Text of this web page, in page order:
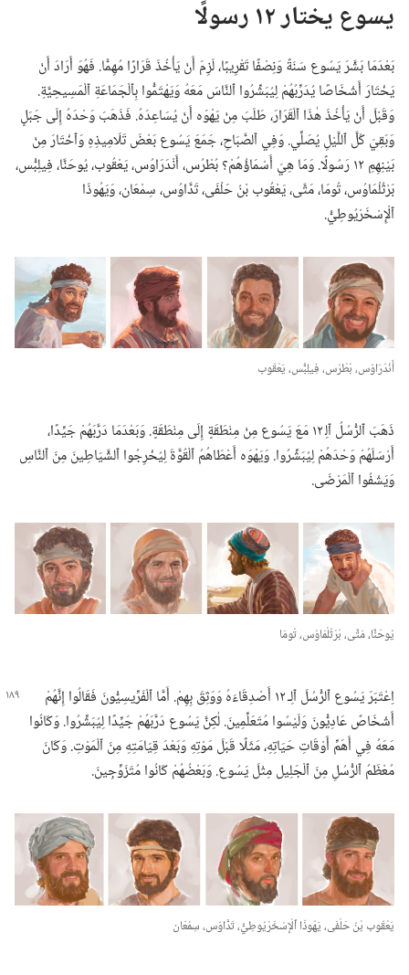
يسوع يختار ١٢ رسولًا
بَعْدَمَا بَشَّرَ يَسُوع سَنَةً وَنِصْفًا تَقْرِيبًا،‏ لَزِمَ أَنْ يَأْخُذَ قَرَارًا مُهِمًّا.‏ فَهُوَ أَرَادَ أَنْ
يَخْتَارَ أَشْخَاصًا يُدَرِّبُهُمْ لِيُبَشِّرُوا ٱلنَّاسَ مَعَهُ وَيَهْتَمُّوا بِٱلْجَمَاعَةِ ٱلْمَسِيحِيَّةِ.‏
وَقَبْلَ أَنْ يَأْخُذَ هٰذَا ٱلْقَرَارَ،‏ طَلَبَ مِنْ يَهْوَه أَنْ يُسَاعِدَهُ.‏ فَذَهَبَ وَحْدَهُ إِلَى جَبَلٍ
وَبَقِيَ كُلَّ ٱللَّيْلِ يُصَلِّي.‏ وَفِي ٱلصَّبَاحِ،‏ جَمَعَ يَسُوع بَعْضَ تَلَامِيذِهِ وَٱخْتَارَ مِنْ
بَيْنِهِمِ ١٢ رَسُولًا.‏ وَمَا هِيَ أَسْمَاؤُهُمْ؟‏ بُطْرُس،‏ أَنْدَرَاوُس،‏ يَعْقُوب،‏ يُوحَنَّا،‏ فِيلِبُّس،‏
بَرْثُلْمَاوُس،‏ تُومَا،‏ مَتَّى،‏ يَعْقُوب بْنُ حَلْفَى،‏ تَدَّاوُس،‏ سِمْعَان،‏ وَيَهُوذَا
ٱلْإِسْخَرْيُوطِيُّ.‏
أَنْدَرَاوُس،‏ بُطْرُس،‏ فِيلِبُّس،‏ يَعْقُوب
ذَهَبَ ٱلرُّسُلُ ٱلِ‍ ١٢ مَعَ يَسُوع مِنْ مِنْطَقَةٍ إِلَى مِنْطَقَةٍ.‏ وَبَعْدَمَا دَرَّبَهُمْ جَيِّدًا،‏
أَرْسَلَهُمْ وَحْدَهُمْ لِيُبَشِّرُوا.‏ وَيَهْوَه أَعْطَاهُمُ ٱلْقُوَّةَ لِيُخْرِجُوا ٱلشَّيَاطِينَ مِنَ ٱلنَّاسِ
وَيَشْفُوا ٱلْمَرْضَى.‏
يُوحَنَّا،‏ مَتَّى،‏ بَرْثُلْمَاوُس،‏ تُومَا
اِعْتَبَرَ يَسُوع ٱلرُّسُلَ ٱلِـ‍ ١٢ أَصْدِقَاءَهُ وَوَثِقَ بِهِمْ.‏ أَمَّا ٱلْفَرِّيسِيُّونَ فَقَالُوا إِنَّهُمْ
أَشْخَاصٌ عَادِيُّونَ وَلَيْسُوا مُتَعَلِّمِينَ.‏ لٰكِنَّ يَسُوع دَرَّبَهُمْ جَيِّدًا لِيُبَشِّرُوا.‏ وَكَانُوا
مَعَهُ فِي أَهَمِّ أَوْقَاتِ حَيَاتِهِ،‏ مَثَلًا قَبْلَ مَوْتِهِ وَبَعْدَ قِيَامَتِهِ مِنَ ٱلْمَوْتِ.‏ وَكَانَ
مُعْظَمُ ٱلرُّسُلِ مِنَ ٱلْجَلِيل مِثْلَ يَسُوع.‏ وَبَعْضُهُمْ كَانُوا مُتَزَوِّجِينَ.‏
يَعْقُوب بْنُ حَلْفَى،‏ يَهُوذَا ٱلْإِسْخَرْيُوطِيُّ،‏ تَدَّاوُس،‏ سِمْعَان